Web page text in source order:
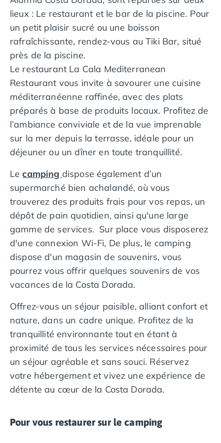
Camping avec piscine couverte
Camping avec spa, espace bien-être
Camping bord de mer
Camping Bord de Rivière
Camping en bord de lac
Camping Tohapi agréés VACAF
Par destination
Camping 5 étoiles Bretagne
Camping 5 étoiles Vendée
Camping Atlantique
Camping avec parc aquatique Ardèche
Camping avec parc aquatique Bretagne
Camping avec parc aquatique Espagne
Camping avec parc aquatique Les Landes
Camping avec piscine Annecy
Camping en bord de mer Aquitaine
Camping en bord de mer Bretagne
Camping en bord de mer Calvados
Camping en bord de mer Corse
Camping en bord de mer Espagne
Camping en bord de mer France
Camping en bord de mer Gironde
Camping en bord de mer Les Landes
Camping en bord de mer Portugal
Camping en bord de mer Sardaigne
Camping en bord de mer Var
Camping Les Alpes
Camping Méditerranée
Camping Savoie
Camping Sud Ouest
Avantages & autres promotions
un large éventail d’activités pour enrichir vos
vacances, quel que soit votre rythme.
lieux : Le restaurant et le bar de la piscine. Pour
un petit plaisir sucré ou une boisson
rafraîchissante, rendez-vous au Tiki Bar, situé
près de la piscine.
Le restaurant La Cala Mediterranean
Restaurant vous invite à savourer une cuisine
méditerranéenne raffinée, avec des plats
préparés à base de produits locaux. Profitez de
l’ambiance conviviale et de la vue imprenable
sur la mer depuis la terrasse, idéale pour un
déjeuner ou un dîner en toute tranquillité.
Lecamping dispose également d’un
supermarché bien achalandé, où vous
trouverez des produits frais pour vos repas, un
dépôt de pain quotidien, ainsi qu'une large
gamme de services. Sur place vous disposerez
d'une connexion Wi-Fi, De plus, le camping
dispose d'un magasin de souvenirs, vous
pourrez vous offrir quelques souvenirs de vos
vacances de la Costa Dorada.
Offrez-vous un séjour paisible, alliant confort et
nature, dans un cadre unique. Profitez de la
tranquillité environnante tout en étant à
proximité de tous les services nécessaires pour
un séjour agréable et sans souci. Réservez
votre hébergement et vivez une expérience de
détente au cœur de la Costa Dorada.
Pour vous restaurer sur le camping